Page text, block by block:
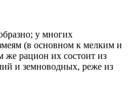
у многих
(в основном к мелким и
же рацион их состоит из
и земноводных, реже из